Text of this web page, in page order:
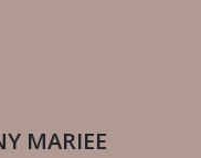
MARIEE